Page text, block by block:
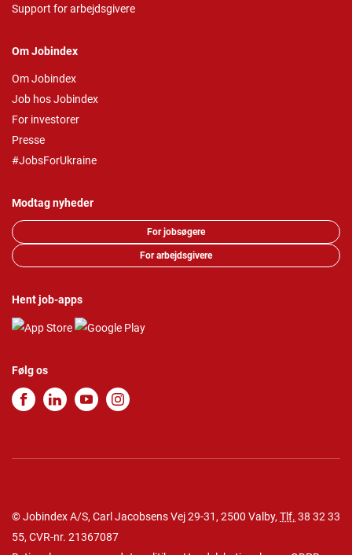
Support for arbejdsgivere
Om Jobindex
Om Jobindex
Job hos Jobindex
For investorer
Presse
#JobsForUkraine
Modtag nyheder
For jobsøgere
For arbejdsgivere
Hent job-apps
Følg os
© Jobindex A/S, Carl Jacobsens Vej 29-31, 2500 Valby, Tlf. 38 32 33
55, CVR-nr. 21367087